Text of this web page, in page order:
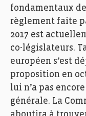
fondamentaux
règlement faite
2017 est
co-législateurs.
européen s’est
proposition en
lui n’a pas
générale. La